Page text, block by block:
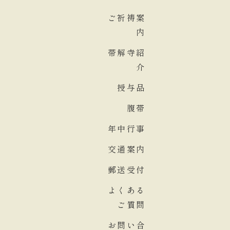
ご祈祷案
内
帯解寺紹
介
授与品
腹帯
年中行事
交通案内
郵送受付
よくある
ご質問
お問い合